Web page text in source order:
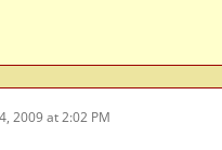
2009 at 2:02 PM